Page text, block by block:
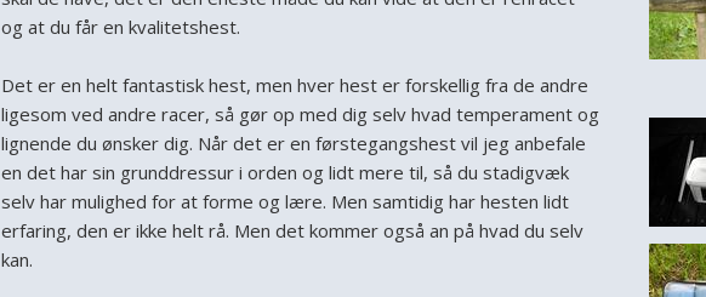
og at du får en kvalitetshest.
Det er en helt fantastisk hest, men hver hest er forskellig fra de andre
ligesom ved andre racer, så gør op med dig selv hvad temperament og
lignende du ønsker dig. Når det er en førstegangshest vil jeg anbefale
en det har sin grunddressur i orden og lidt mere til, så du stadigvæk
selv har mulighed for at forme og lære. Men samtidig har hesten lidt
erfaring, den er ikke helt rå. Men det kommer også an på hvad du selv
kan.